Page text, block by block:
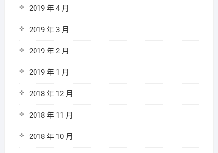
2019 年 4 月
2019 年 3 月
2019 年 2 月
2019 年 1 月
2018 年 12 月
2018 年 11 月
2018 年 10 月